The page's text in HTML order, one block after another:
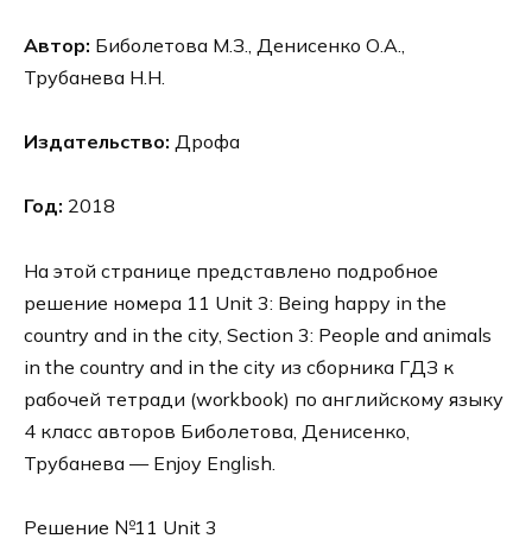
Автор: Биболетова М.З., Денисенко О.А.,
Трубанева Н.Н.
Издательство: Дрофа
Год: 2018
На этой странице представлено подробное
решение номера 11 Unit 3: Being happy in the
country and in the city, Section 3: People and animals
in the country and in the city из сборника ГДЗ к
рабочей тетради (workbook) по английскому языку
4 класс авторов Биболетова, Денисенко,
Трубанева — Enjoy English.
Решение №11 Unit 3